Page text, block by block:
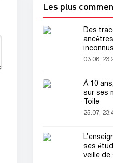
Les plus
Des
dans
03.08,
À 10
sur ses
Toile
25.07,
ses
veille de